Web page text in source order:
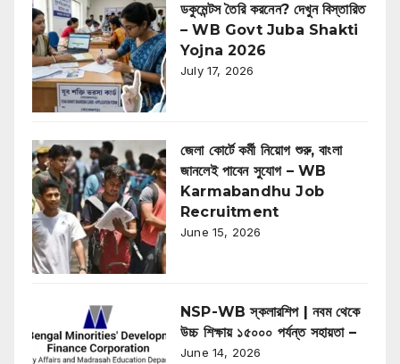
ডকুমেন্টস তৈরি করনেন? দেখুন বিস্তারিত
– WB Govt Juba Shakti
Yojna 2026
July 17, 2026
জেলা কোর্টে কর্মী নিয়োগ শুরু, বাংলা
জানলেই পাবেন সুযোগ – WB
Karmabandhu Job
Recruitment
June 15, 2026
NSP-WB স্কলারশিপ | নবম থেকে
উচ্চ শিক্ষায় ১৫০০০ পর্যন্ত সহায়তা –
June 14, 2026